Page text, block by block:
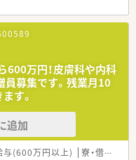
。
る専門的な処方箋を1日あた
に注力しており、地域医療
境です。
理念として掲げ、医療のプ
切にしています。
を中心とした店舗展開を行
ています。
勤務する現場主義を貫いて
600万円！皮膚科や内科
募集です。残業月10
す。
追加
与(600万円以上) 寮・借上社宅あり